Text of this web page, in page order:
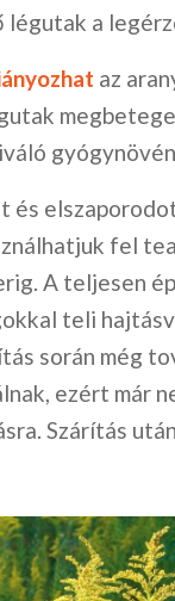
légutak a
az
és
fel
A teljesen
teli
során még
ezért már
Szárítás